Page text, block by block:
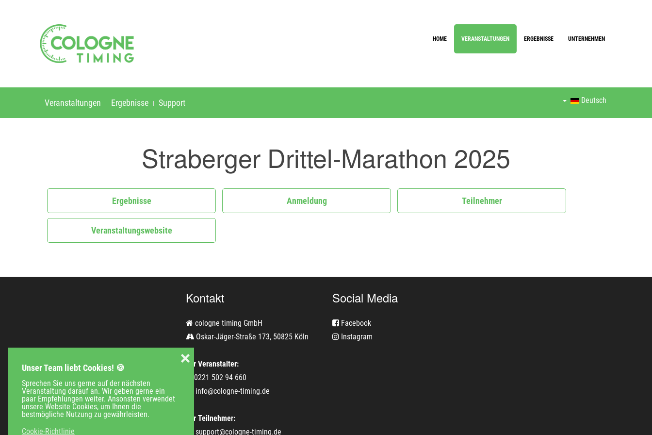
Unser Team liebt Cookies! 🍪
Sprechen Sie uns gerne auf der nächsten
Veranstaltung darauf an. Wir geben gerne ein
paar Empfehlungen weiter. Ansonsten verwendet
unsere Website Cookies, um Ihnen die
bestmögliche Nutzung zu gewährleisten.
Cookie-Richtlinie
❌
HOME VERANSTALTUNGEN ERGEBNISSE UNTERNEHMEN
Veranstaltungen Ergebnisse Support Deutsch
Straberger Drittel-Marathon 2025
Ergebnisse Anmeldung Teilnehmer
Veranstaltungswebsite
Kontakt
cologne timing GmbH
Oskar-Jäger-Straße 173, 50825 Köln
Für Veranstalter:
0221 502 94 660
info@cologne-timing.de
Für Teilnehmer:
support@cologne-timing.de
Social Media
Facebook
Instagram